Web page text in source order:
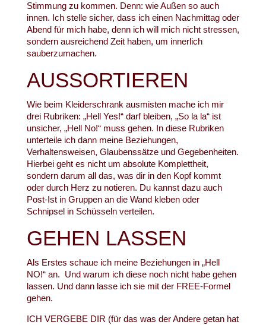
Stimmung zu kommen. Denn: wie Außen so auch
innen. Ich stelle sicher, dass ich einen Nachmittag oder
Abend für mich habe, denn ich will mich nicht stressen,
sondern ausreichend Zeit haben, um innerlich
sauberzumachen.
AUSSORTIEREN
Wie beim Kleiderschrank ausmisten mache ich mir
drei Rubriken: „Hell Yes!“ darf bleiben, „So la la“ ist
unsicher, „Hell No!“ muss gehen. In diese Rubriken
unterteile ich dann meine Beziehungen,
Verhaltensweisen, Glaubenssätze und Gegebenheiten.
Hierbei geht es nicht um absolute Komplettheit,
sondern darum all das, was dir in den Kopf kommt
oder durch Herz zu notieren. Du kannst dazu auch
Post-Ist in Gruppen an die Wand kleben oder
Schnipsel in Schüsseln verteilen.
GEHEN LASSEN
Als Erstes schaue ich meine Beziehungen in „Hell
NO!“ an. Und warum ich diese noch nicht habe gehen
lassen. Und dann lasse ich sie mit der FREE-Formel
gehen.
ICH VERGEBE DIR (für das was der Andere getan hat